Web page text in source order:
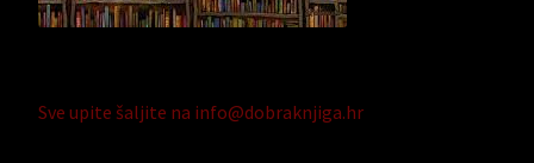
Sve upite šaljite na info@dobraknjiga.hr